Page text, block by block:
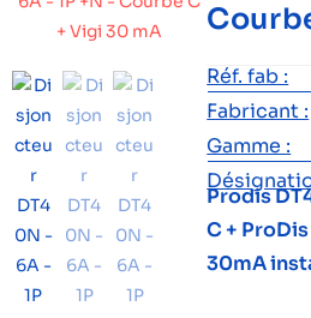
Réf. fab :
Fabricant :
Gamme :
Prodis
C +
30mA